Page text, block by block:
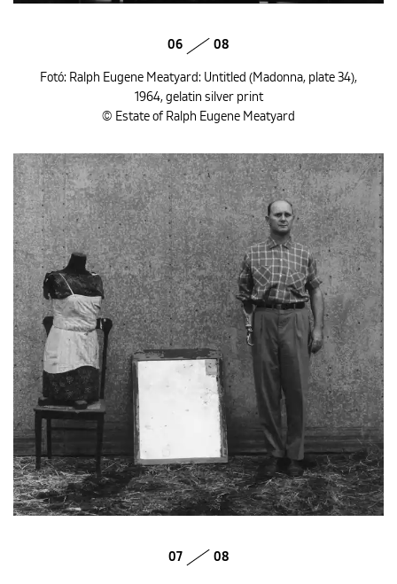
06 08
Fotó: Ralph Eugene Meatyard: Untitled (Madonna, plate 34),
1964, gelatin silver print
© Estate of Ralph Eugene Meatyard
07 08